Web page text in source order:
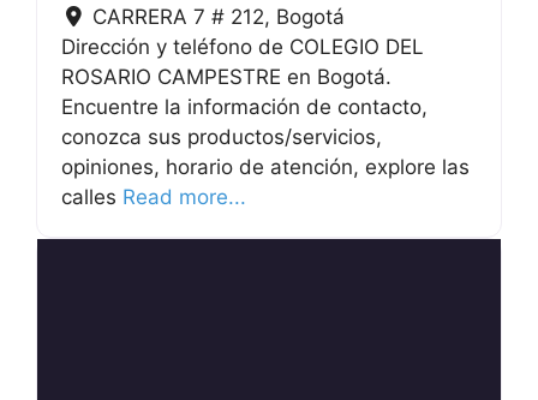
CARRERA 7 # 212, Bogotá
Dirección y teléfono de COLEGIO DEL
ROSARIO CAMPESTRE en Bogotá.
Encuentre la información de contacto,
conozca sus productos/servicios,
opiniones, horario de atención, explore las
calles Read more...